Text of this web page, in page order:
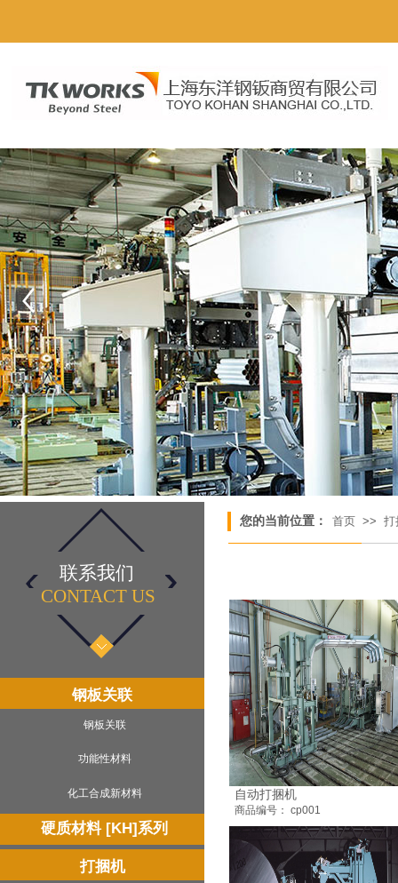
您的当前位置： 首页 >> 打
联系我们
CONTACT US​
自动打捆机
商品编号： cp001
钢板关联
钢板关联
功能性材料
化工合成新材料
硬质材料 [KH]系列
打捆机